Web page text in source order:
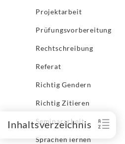
Projektarbeit
Prüfungsvorbereitung
Rechtschreibung
Referat
Richtig Gendern
Richtig Zitieren
Seminararbeit
Sprachen lernen
Inhaltsverzeichnis